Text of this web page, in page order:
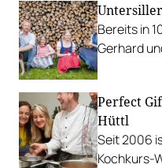
Koch des
und ein
dass sich
Bereits in
Gerhard
Perfect
Hüttl
Seit 2006
Kochkurs-